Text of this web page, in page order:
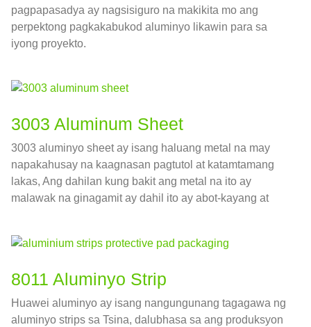
pagpapasadya ay nagsisiguro na makikita mo ang
perpektong pagkakabukod aluminyo likawin para sa
iyong proyekto.
3003 Aluminum Sheet
3003 aluminyo sheet ay isang haluang metal na may
napakahusay na kaagnasan pagtutol at katamtamang
lakas, Ang dahilan kung bakit ang metal na ito ay
malawak na ginagamit ay dahil ito ay abot-kayang at
8011 Aluminyo Strip
Huawei aluminyo ay isang nangungunang tagagawa ng
aluminyo strips sa Tsina, dalubhasa sa ang produksyon